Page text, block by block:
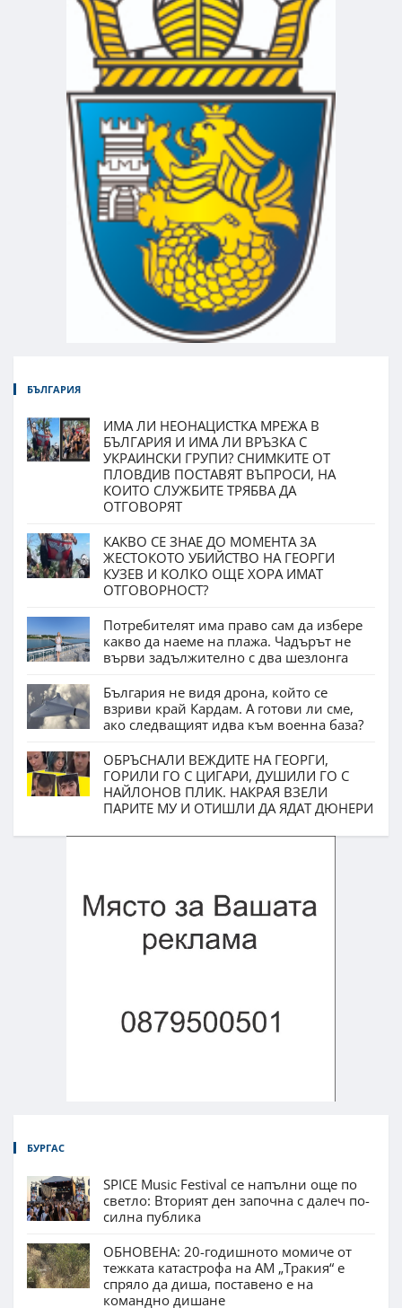
БЪЛГАРИЯ
ИМА ЛИ НЕОНАЦИСТКА МРЕЖА В
БЪЛГАРИЯ И ИМА ЛИ ВРЪЗКА С
УКРАИНСКИ ГРУПИ? СНИМКИТЕ ОТ
ПЛОВДИВ ПОСТАВЯТ ВЪПРОСИ, НА
КОИТО СЛУЖБИТЕ ТРЯБВА ДА
ОТГОВОРЯТ
КАКВО СЕ ЗНАЕ ДО МОМЕНТА ЗА
ЖЕСТОКОТО УБИЙСТВО НА ГЕОРГИ
КУЗЕВ И КОЛКО ОЩЕ ХОРА ИМАТ
ОТГОВОРНОСТ?
Потребителят има право сам да избере
какво да наеме на плажа. Чадърът не
върви задължително с два шезлонга
България не видя дрона, който се
взриви край Кардам. А готови ли сме,
ако следващият идва към военна база?
ОБРЪСНАЛИ ВЕЖДИТЕ НА ГЕОРГИ,
ГОРИЛИ ГО С ЦИГАРИ, ДУШИЛИ ГО С
НАЙЛОНОВ ПЛИК. НАКРАЯ ВЗЕЛИ
ПАРИТЕ МУ И ОТИШЛИ ДА ЯДАТ ДЮНЕРИ
БУРГАС
SPICE Music Festival се напълни още по
светло: Вторият ден започна с далеч по-
силна публика
ОБНОВЕНА: 20-годишното момиче от
тежката катастрофа на АМ „Тракия“ е
спряло да диша, поставено е на
командно дишане